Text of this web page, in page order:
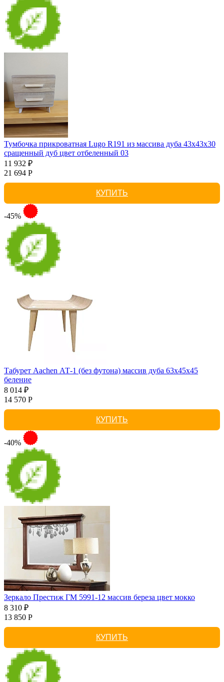
Тумбочка прикроватная Lugo R191 из массива дуба 43х43х30
сращенный дуб цвет отбеленный 03
11 932 ₽
21 694 Р
КУПИТЬ
-45%
Табурет Aachen АТ-1 (без футона) массив дуба 63х45х45
беление
8 014 ₽
14 570 Р
КУПИТЬ
-40%
Зеркало Престиж ГМ 5991-12 массив береза цвет мокко
8 310 ₽
13 850 Р
КУПИТЬ